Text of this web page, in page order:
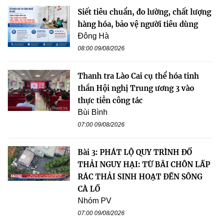
Siết tiêu chuẩn, đo lường, chất lượng
hàng hóa, bảo vệ người tiêu dùng
Đông Hà
08:00 09/08/2026
Thanh tra Lào Cai cụ thể hóa tinh
thần Hội nghị Trung ương 3 vào
thực tiễn công tác
Bùi Bình
07:00 09/08/2026
Bài 3: PHÁT LỘ QUY TRÌNH ĐỔ
THẢI NGUY HẠI: TỪ BÃI CHÔN LẤP
RÁC THẢI SINH HOẠT ĐẾN SÔNG
CÀ LỒ
Nhóm PV
07:00 09/08/2026